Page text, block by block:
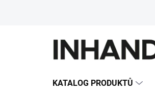
KATALOG PRODUKTŮ